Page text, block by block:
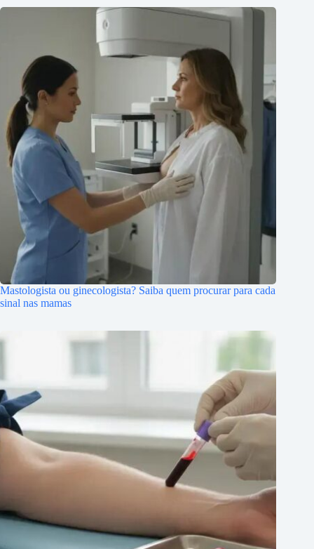
Mastologista ou ginecologista? Saiba quem procurar para cada
sinal nas mamas